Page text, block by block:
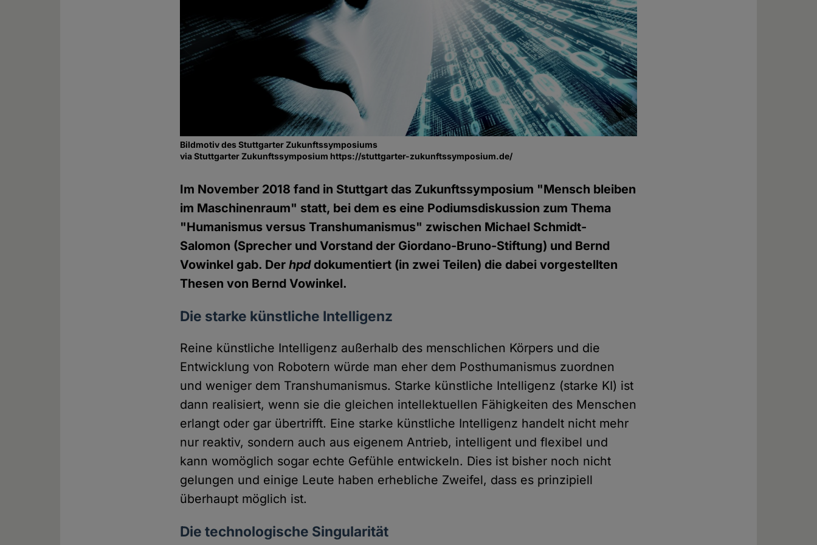
Bildmotiv des Stuttgarter Zukunftssymposiums
via Stuttgarter Zukunftssymposium https://stuttgarter-zukunftssymposium.de/
Im November 2018 fand in Stuttgart das Zukunftssymposium "Mensch bleiben
im Maschinenraum" statt, bei dem es eine Podiumsdiskussion zum Thema
"Humanismus versus Transhumanismus" zwischen Michael Schmidt-
Salomon (Sprecher und Vorstand der Giordano-Bruno-Stiftung) und Bernd
Vowinkel gab. Derhpddokumentiert (in zwei Teilen) die dabei vorgestellten
Thesen von Bernd Vowinkel.
Die starke künstliche Intelligenz
Reine künstliche Intelligenz außerhalb des menschlichen Körpers und die
Entwicklung von Robotern würde man eher dem Posthumanismus zuordnen
und weniger dem Transhumanismus. Starke künstliche Intelligenz (starke KI) ist
dann realisiert, wenn sie die gleichen intellektuellen Fähigkeiten des Menschen
erlangt oder gar übertrifft. Eine starke künstliche Intelligenz handelt nicht mehr
nur reaktiv, sondern auch aus eigenem Antrieb, intelligent und flexibel und
kann womöglich sogar echte Gefühle entwickeln. Dies ist bisher noch nicht
gelungen und einige Leute haben erhebliche Zweifel, dass es prinzipiell
überhaupt möglich ist.
Die technologische Singularität